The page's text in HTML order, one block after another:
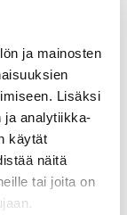
ja mainosten
Lisäksi
ja analytiikka-
käytät
näitä
tai joita on
käsittelyä
vaatimuksia ja